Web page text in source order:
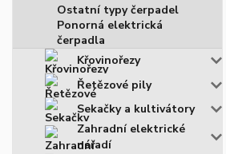
Ostatní typy čerpadel
Ponorná elektrická
čerpadla
Křovinořezy
Řetězové pily
Sekačky a kultivátory
Zahradní elektrické
nářadí